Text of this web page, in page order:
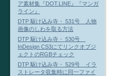
ア素材集『DOT.LINE』『マンガ
ライン』
DTP 駆け込み寺・ 531号 人物
画像のしわを取る方法
DTP 駆け込み寺・ 530号
InDesign CS3にてリンクオブジ
ェクトのRGBチェック
DTP 駆け込み寺・ 529号 イラ
ストレータ収集時に同一ファイ